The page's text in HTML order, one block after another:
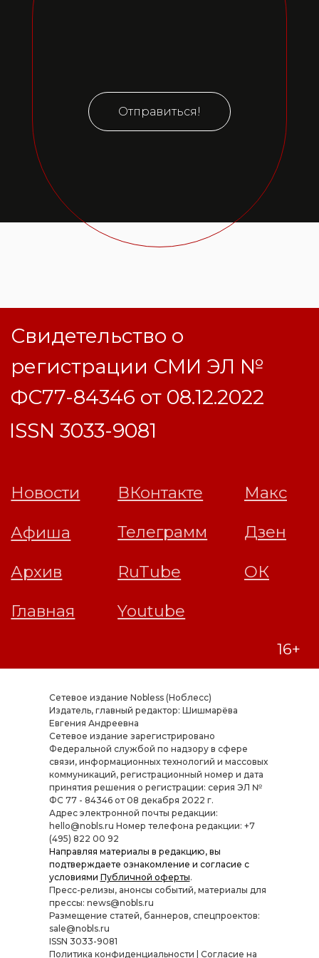
Отправиться!
Сетевое издание Nobless (Ноблесс)
Издатель, главный редактор: Шишмарёва
Евгения Андреевна
Cетевое издание зарегистрировано
Федеральной службой по надзору в сфере
связи, информационных технологий и массовых
коммуникаций, регистрационный номер и дата
принятия решения о регистрации: серия ЭЛ №
ФС 77 - 84346 от 08 декабря 2022 г.
Адрес электронной почты редакции:
hello@nobls.ru Номер телефона редакции: +7
(495) 822 00 92
Направляя материалы в редакцию, вы
подтверждаете ознакомление и согласие с
условиями Публичной оферты.
Пресс-релизы, анонсы событий, материалы для
прессы: news@nobls.ru
Размещение статей, баннеров, спецпроектов:
sale@nobls.ru
ISSN 3033-9081
Политика конфиденциальности | Согласие на